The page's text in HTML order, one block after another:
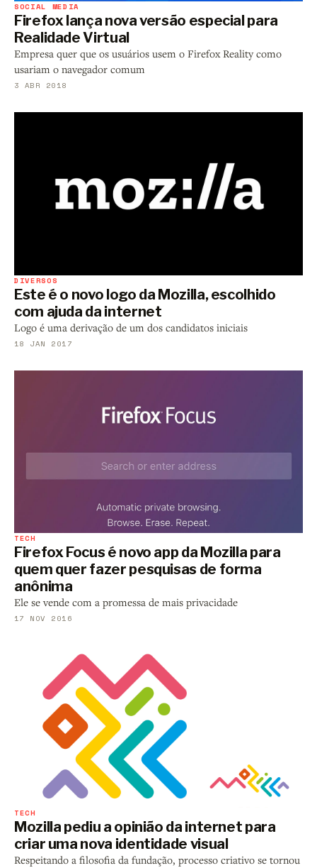
SOCIAL MEDIA
Firefox lança nova versão especial para
Realidade Virtual
Empresa quer que os usuários usem o Firefox Reality como
usariam o navegador comum
3 ABR 2018
DIVERSOS
Este é o novo logo da Mozilla, escolhido
com ajuda da internet
Logo é uma derivação de um dos candidatos iniciais
18 JAN 2017
TECH
Firefox Focus é novo app da Mozilla para
quem quer fazer pesquisas de forma
anônima
Ele se vende com a promessa de mais privacidade
17 NOV 2016
TECH
Mozilla pediu a opinião da internet para
criar uma nova identidade visual
Respeitando a filosofia da fundação, processo criativo se tornou